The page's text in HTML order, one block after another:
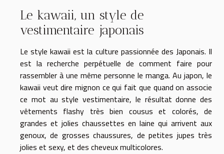
Le kawaii, un style de
vestimentaire japonais
Le style kawaii est la culture passionnée des Japonais. Il
est la recherche perpétuelle de comment faire pour
rassembler à une même personne le manga. Au japon, le
kawaii veut dire mignon ce qui fait que quand on associe
ce mot au style vestimentaire, le résultat donne des
vêtements flashy très bien cousus et colorés, de
grandes et jolies chaussettes en laine qui arrivent aux
genoux, de grosses chaussures, de petites jupes très
jolies et sexy, et des cheveux multicolores.